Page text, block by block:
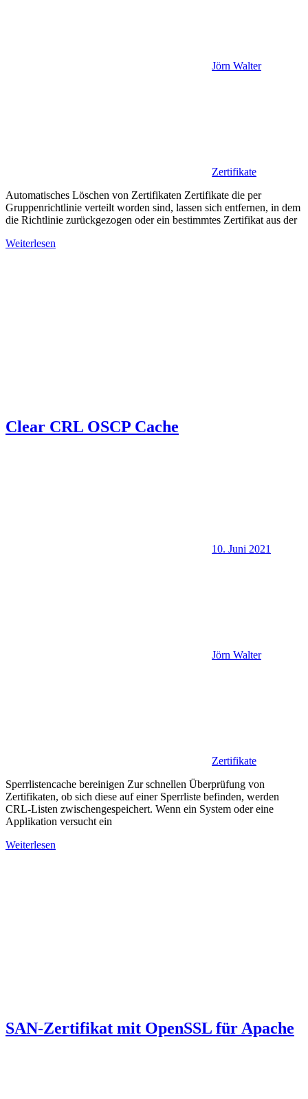
Jörn Walter
Zertifikate
Automatisches Löschen von Zertifikaten Zertifikate die per
Gruppenrichtlinie verteilt worden sind, lassen sich entfernen, in dem
die Richtlinie zurückgezogen oder ein bestimmtes Zertifikat aus der
Weiterlesen
Clear CRL OSCP Cache
10. Juni 2021
Jörn Walter
Zertifikate
Sperrlistencache bereinigen Zur schnellen Überprüfung von
Zertifikaten, ob sich diese auf einer Sperrliste befinden, werden
CRL-Listen zwischengespeichert. Wenn ein System oder eine
Applikation versucht ein
Weiterlesen
SAN-Zertifikat mit OpenSSL für Apache